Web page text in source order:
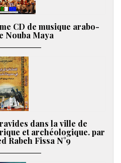
CD de musique arabo-
Nouba Maya
dans la ville de
et archéologique. par
Rabeh Fissa N°9